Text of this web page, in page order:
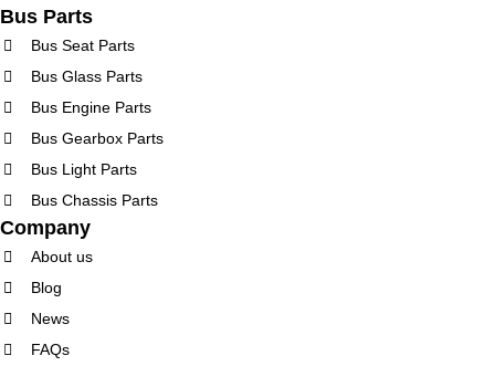
Bus Parts
Bus Seat Parts
Bus Glass Parts
Bus Engine Parts
Bus Gearbox Parts
Bus Light Parts
Bus Chassis Parts
Company
About us
Blog
News
FAQs